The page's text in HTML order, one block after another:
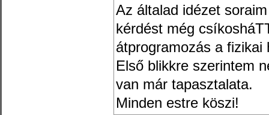
Az általad idézet
kérdést még
átprogramozás a fizikai
Első blikkre szerintem
van már tapasztalata.
Minden estre köszi!